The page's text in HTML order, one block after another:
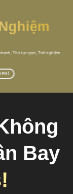
Thủ tục gọn, Trải nghiệm
PHÍ
Bay